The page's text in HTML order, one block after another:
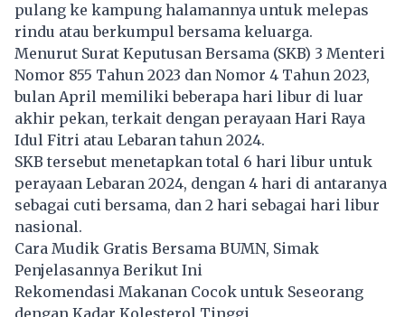
pulang ke kampung halamannya untuk melepas
rindu atau berkumpul bersama keluarga.
Menurut Surat Keputusan Bersama (SKB) 3 Menteri
Nomor 855 Tahun 2023 dan Nomor 4 Tahun 2023,
bulan April memiliki beberapa hari libur di luar
akhir pekan, terkait dengan perayaan Hari Raya
Idul Fitri atau Lebaran tahun 2024.
SKB tersebut menetapkan total 6 hari libur untuk
perayaan Lebaran 2024, dengan 4 hari di antaranya
sebagai cuti bersama, dan 2 hari sebagai hari libur
nasional.
Cara Mudik Gratis Bersama BUMN, Simak
Penjelasannya Berikut Ini
Rekomendasi Makanan Cocok untuk Seseorang